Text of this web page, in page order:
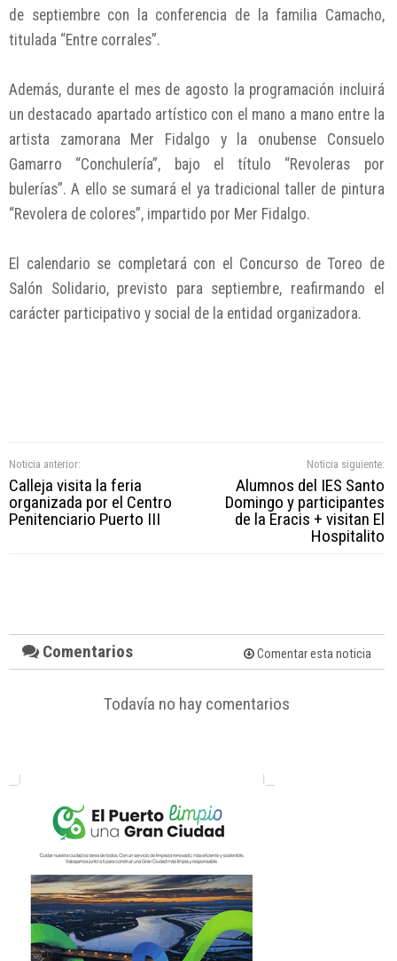
de septiembre con la conferencia de la familia Camacho,
titulada “Entre corrales”.
Además, durante el mes de agosto la programación incluirá
un destacado apartado artístico con el mano a mano entre la
artista zamorana Mer Fidalgo y la onubense Consuelo
Gamarro “Conchulería”, bajo el título “Revoleras por
bulerías”. A ello se sumará el ya tradicional taller de pintura
“Revolera de colores”, impartido por Mer Fidalgo.
El calendario se completará con el Concurso de Toreo de
Salón Solidario, previsto para septiembre, reafirmando el
carácter participativo y social de la entidad organizadora.
Noticia anterior:
Calleja visita la feria
organizada por el Centro
Penitenciario Puerto III
Noticia siguiente:
Alumnos del IES Santo
Domingo y participantes
de la Eracis + visitan El
Hospitalito
Comentarios Comentar esta noticia
Todavía no hay comentarios